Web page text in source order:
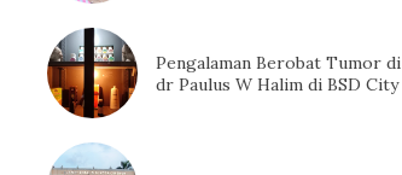
Pengalaman Berobat Tumor di
dr Paulus W Halim di BSD City